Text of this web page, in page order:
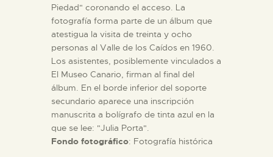
Piedad" coronando el acceso. La
fotografía forma parte de un álbum que
atestigua la visita de treinta y ocho
personas al Valle de los Caídos en 1960.
Los asistentes, posiblemente vinculados a
El Museo Canario, firman al final del
álbum. En el borde inferior del soporte
secundario aparece una inscripción
manuscrita a bolígrafo de tinta azul en la
que se lee: "Julia Porta".
Fondo fotográfico: Fotografía histórica